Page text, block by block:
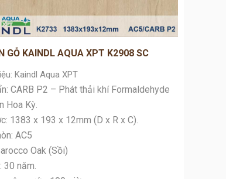
GỖ KAINDL AQUA XPT K2908 SC
Kaindl Aqua XPT
CARB P2 – Phát thải khí Formaldehyde
Hoa Kỳ.
1383 x 193 x 12mm (D x R x C).
AC5
Oak (Sồi)
30 năm.